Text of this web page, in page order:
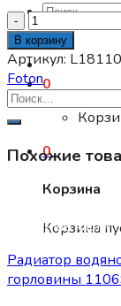
Искать:
0
0
Корзина
Корзина
Количество
товара
Радиатор
отопителя
Фотон
1108,
1126,
Оригинал
В корзину
Артикул:
Foton
Похожие
Запасные части
Радиатор
горловины